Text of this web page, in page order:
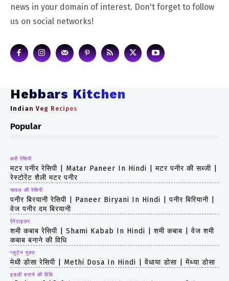
news in your domain of interest. Don't forget to follow
us on social networks!
Hebbars Kitchen
Indian Veg Recipes
Popular
करी रेसिपी
मटर पनीर रेसिपी | Matar Paneer In Hindi | मटर पनीर की सब्जी |
रेस्टोरेंट शैली मटर पनीर
चावल की रेसिपी
पनीर बिरयानी रेसिपी | Paneer Biryani In Hindi | पनीर बिरियानी |
वेज पनीर दम बिरयानी
ऐपेटाइज़र
शमी कबाब रेसिपी | Shami Kabab In Hindi | शमी कबाब | वेज शमी
कबाब बनाने की विधि
ग्लूटेन मुक्त
मेथी डोसा रेसिपी | Methi Dosa In Hindi | वेंधाया डोसा | मेंथ्या डोसा
इडली बनाने की विधि